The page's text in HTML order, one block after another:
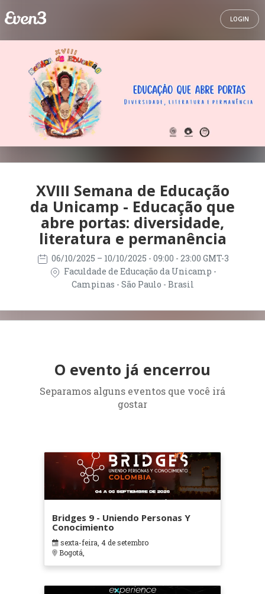
LOGIN
XVIII Semana de Educação
da Unicamp - Educação que
abre portas: diversidade,
literatura e permanência
06/10/2025 – 10/10/2025 - 09:00 - 23:00 GMT-3
Faculdade de Educação da Unicamp -
Campinas - São Paulo - Brasil
O evento já encerrou
Separamos alguns eventos que você irá
gostar
Bridges 9 - Uniendo Personas Y
Conocimiento
sexta-feira, 4 de setembro
Bogotá,